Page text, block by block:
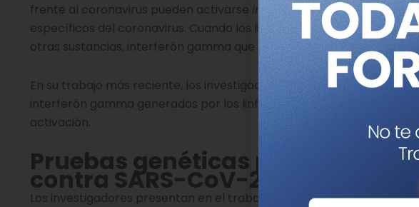
frente al coronavirus pueden activarse in vitroen laboratorio
específicos del coronavirus. Cuando los linfocitos T específicos de
otras sustancias, interferón gamma que induce la expresión del gen
En su trabajo más reciente, los investigadores muestran que esta
interferón gamma generados por los linfocitos T, lo que identifica al
activación.
Pruebas genéticas para
contraSARS-CoV-2
Los investigadores presentan en el trabajo dos aproximaciones